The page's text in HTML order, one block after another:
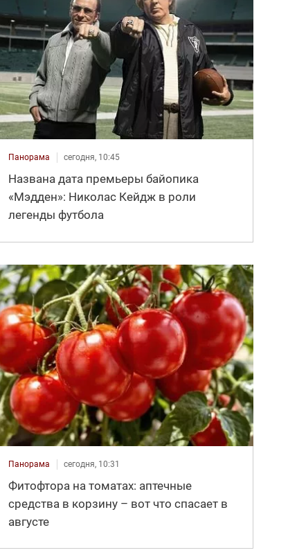
Панорама сегодня, 10:45
Названа дата премьеры байопика
«Мэдден»: Николас Кейдж в роли
легенды футбола
Панорама сегодня, 10:31
Фитофтора на томатах: аптечные
средства в корзину – вот что спасает в
августе